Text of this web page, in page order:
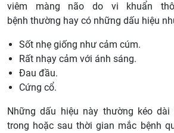
viêm màng não do vi khuẩn
bệnh thường hay có những dấu hiệu
Sốt nhẹ giống như cảm cúm.
Rất nhạy cảm với ánh sáng.
Đau đầu.
Cứng cổ.
Những dấu hiệu này thường kéo dài
trong hoặc sau thời gian mắc bệnh